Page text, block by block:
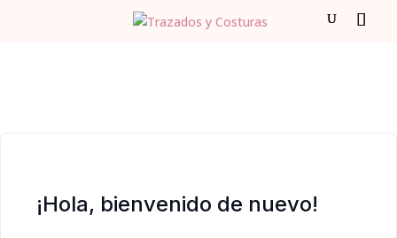
¡Hola, bienvenido de nuevo!